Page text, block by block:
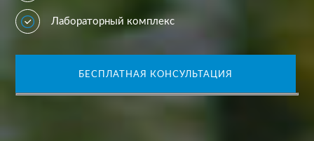
Лабораторный комплекс
БЕСПЛАТНАЯ КОНСУЛЬТАЦИЯ